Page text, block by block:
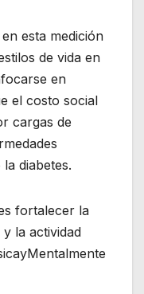
esta medición
de vida en
en
el costo social
cargas de
diabetes.
fortalecer la
la actividad